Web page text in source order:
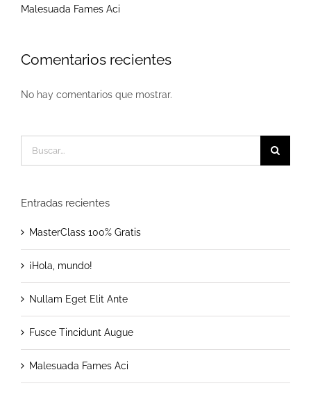
Malesuada Fames Aci
Comentarios recientes
No hay comentarios que mostrar.
Entradas recientes
MasterClass 100% Gratis
¡Hola, mundo!
Nullam Eget Elit Ante
Fusce Tincidunt Augue
Malesuada Fames Aci